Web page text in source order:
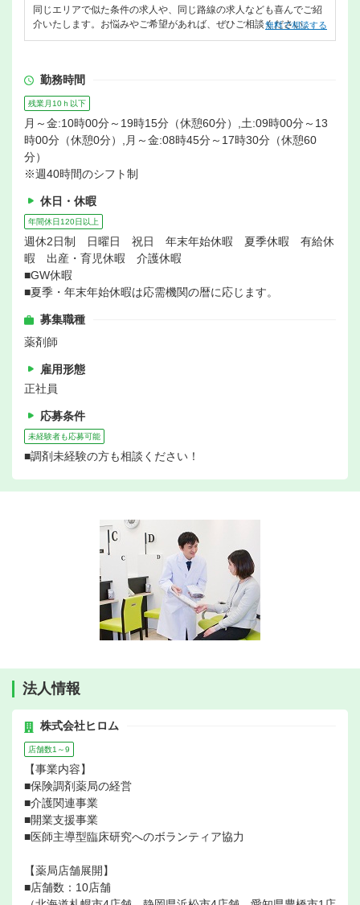
同じエリアで似た条件の求人や、同じ路線の求人なども喜んでご紹
介いたします。お悩みやご希望があれば、ぜひご相談ください。
無料で相談する
勤務時間
残業月10ｈ以下
月～金:10時00分～19時15分（休憩60分）,土:09時00分～13
時00分（休憩0分）,月～金:08時45分～17時30分（休憩60
分）
※週40時間のシフト制
休日・休暇
年間休日120日以上
週休2日制 日曜日 祝日 年末年始休暇 夏季休暇 有給休
暇 出産・育児休暇 介護休暇
■GW休暇
■夏季・年末年始休暇は応需機関の暦に応じます。
募集職種
薬剤師
雇用形態
正社員
応募条件
未経験者も応募可能
■調剤未経験の方も相談ください！
法人情報
株式会社ヒロム
店舗数1～9
【事業内容】
■保険調剤薬局の経営
■介護関連事業
■開業支援事業
■医師主導型臨床研究へのボランティア協力
【薬局店舗展開】
■店舗数：10店舗